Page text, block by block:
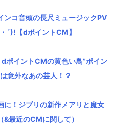
ンコ音頭の長尺ミュージックPV
´)!【dポイントCM】
dポイントCMの黄色い鳥”ポイン
意外なあの芸人！？
に！ジブリの新作メアリと魔女
最近のCMに関して）